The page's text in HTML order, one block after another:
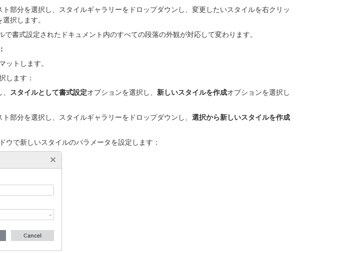
部分を選択し、スタイルギャラリーをドロップダウンし、変更したいスタイルを右クリッ
択します。
書式設定されたドキュメント内のすべての段落の外観が対応して変わります。
ットします。
します：
スタイルとして書式設定オプションを選択し、 新しいスタイルを作成オプションを選択し
部分を選択し、スタイルギャラリーをドロップダウンし、 選択から新しいスタイルを作成
ウで新しいスタイルのパラメータを設定します：